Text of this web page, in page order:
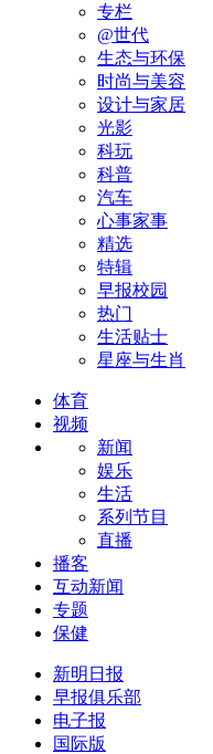
专栏
@世代
生态与环保
时尚与美容
设计与家居
光影
科玩
科普
汽车
心事家事
精选
特辑
早报校园
热门
生活贴士
星座与生肖
体育
视频
新闻
娱乐
生活
系列节目
直播
播客
互动新闻
专题
保健
新明日报
早报俱乐部
电子报
国际版